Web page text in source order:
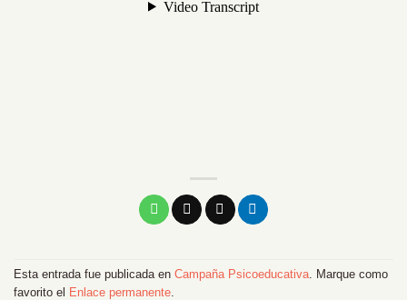
Esta entrada fue publicada en Campaña Psicoeducativa . Marque como
favorito el Enlace permanente